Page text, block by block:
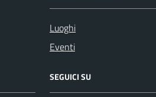
Luoghi
Eventi
SEGUICI SU